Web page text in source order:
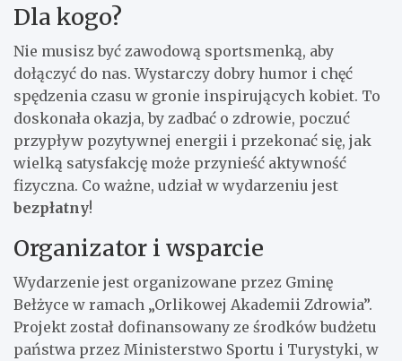
Dla kogo?
Nie musisz być zawodową sportsmenką, aby
dołączyć do nas. Wystarczy dobry humor i chęć
spędzenia czasu w gronie inspirujących kobiet. To
doskonała okazja, by zadbać o zdrowie, poczuć
przypływ pozytywnej energii i przekonać się, jak
wielką satysfakcję może przynieść aktywność
fizyczna. Co ważne, udział w wydarzeniu jest
bezpłatny!
Organizator i wsparcie
Wydarzenie jest organizowane przez Gminę
Bełżyce w ramach „Orlikowej Akademii Zdrowia”.
Projekt został dofinansowany ze środków budżetu
państwa przez Ministerstwo Sportu i Turystyki, w